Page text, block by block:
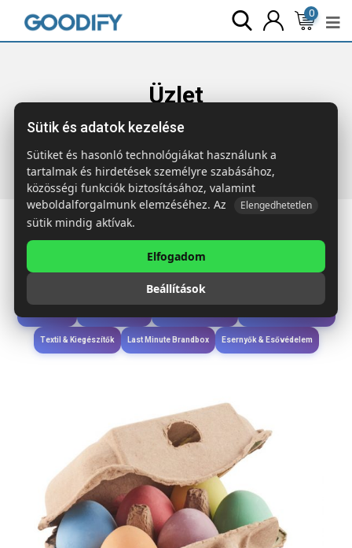
0
Üzlet
Főoldal Termékek Gyerekek & játékok
aszfaltkréta tojástartóban
Étkezés & Ivás
Wellness & Ápolás
Textil & Kiegészítők Last Minute Brandbox Esernyők & Esővédelem
Sütik és adatok kezelése
Sütiket és hasonló technológiákat használunk a
tartalmak és hirdetések személyre szabásához,
közösségi funkciók biztosításához, valamint
weboldalforgalmunk elemzéséhez. Az
Elengedhetetlen
sütik mindig aktívak.
Elfogadom
Beállítások